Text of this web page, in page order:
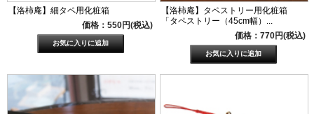
【洛柿庵】細タペ用化粧箱
価格：550円(税込)
【洛柿庵】タペストリー用化粧箱
「タペストリー（45cm幅）...
価格：770円(税込)